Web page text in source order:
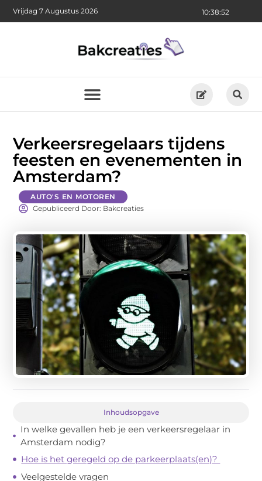
10:38:54
Vrijdag 7 Augustus 2026
Verkeersregelaars tijdens
feesten en evenementen in
Amsterdam?
AUTO'S EN MOTOREN
Gepubliceerd Door: Bakcreaties
Inhoudsopgave
In welke gevallen heb je een verkeersregelaar in
Amsterdam nodig?
Hoe is het geregeld op de parkeerplaats(en)?
Veelgestelde vragen